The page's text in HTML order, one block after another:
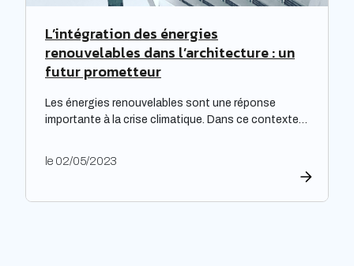
L’intégration des énergies
renouvelables dans l’architecture : un
futur prometteur
Les énergies renouvelables sont une réponse
importante à la crise climatique. Dans ce contexte,
construction et de l’aménagement des bâtiments.
l’adoption de cette approche, en développant des
le 02/05/2023